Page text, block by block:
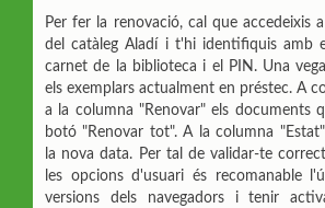
Per fer la renovació, cal que accedeixis
del catàleg Aladí i t'hi identifiquis amb
carnet de la biblioteca i el PIN. Una
els exemplars actualment en préstec. A
a la columna "Renovar" els documents
botó "Renovar tot". A la columna
la nova data. Per tal de validar-te
les opcions d'usuari és recomanable
versions dels navegadors i tenir